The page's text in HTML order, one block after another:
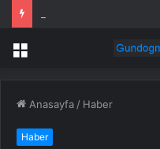
Menü
Anasayfa / Haber
Haber